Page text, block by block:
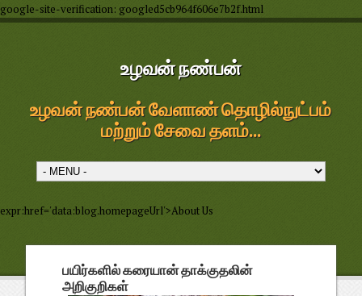
google-site-verification: googled5cb964f606e7b2f.html
உழவன் நண்பன்
உழவன் நண்பன் வேளாண் தொழில்நுட்பம்
மற்றும் சேவை தளம்...
expr:href='data:blog.homepageUrl'>About Us
பயிர்களில் கரையான் தாக்குதலின்
அறிகுறிகள்